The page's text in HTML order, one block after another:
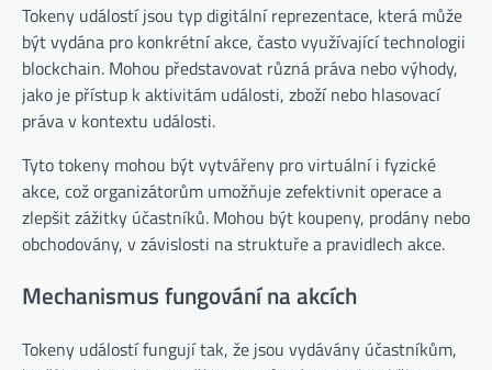
Tokeny událostí jsou typ digitální reprezentace, která může
být vydána pro konkrétní akce, často využívající technologii
blockchain. Mohou představovat různá práva nebo výhody,
jako je přístup k aktivitám události, zboží nebo hlasovací
práva v kontextu události.
Tyto tokeny mohou být vytvářeny pro virtuální i fyzické
akce, což organizátorům umožňuje zefektivnit operace a
zlepšit zážitky účastníků. Mohou být koupeny, prodány nebo
obchodovány, v závislosti na struktuře a pravidlech akce.
Mechanismus fungování na akcích
Tokeny událostí fungují tak, že jsou vydávány účastníkům,